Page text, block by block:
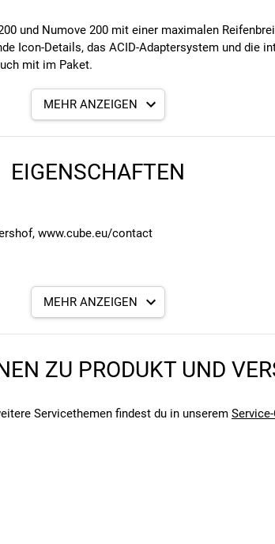
und Numove 200 mit einer maximalen
Icon-Details, das ACID-Adaptersystem und die
mit im Paket.
MEHR ANZEIGEN
EIGENSCHAFTEN
www.cube.eu/contact
den verbauten Komponenten bei Fahrrädern
MEHR ANZEIGEN
ZU PRODUKT UND
Servicethemen findest du in unserem